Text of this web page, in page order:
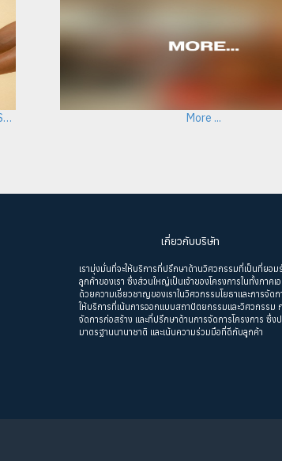
Educational Support Scholarship for Piyamaharachalai School More ...
เกี่ยวกับบริษัท
เรามุ่งมั่นที่จะให้บริการที่ปรึกษาด้านวิศวกรรมที่เป็นที่ยอ
ลูกค้าของเรา ซึ่งส่วนใหญ่เป็นเจ้าของโครงการในทั้งภาค
ด้วยความเชี่ยวชาญของเราในวิศวกรรมโยธาและการจัดก
ให้บริการที่เน้นการออกแบบสถาปัตยกรรมและวิศวกรรม
จัดการก่อสร้าง และที่ปรึกษาด้านการจัดการโครงการ ซึ่ง
มาตรฐานนานาชาติ และเน้นความร่วมมือที่ดีกับลูกค้า